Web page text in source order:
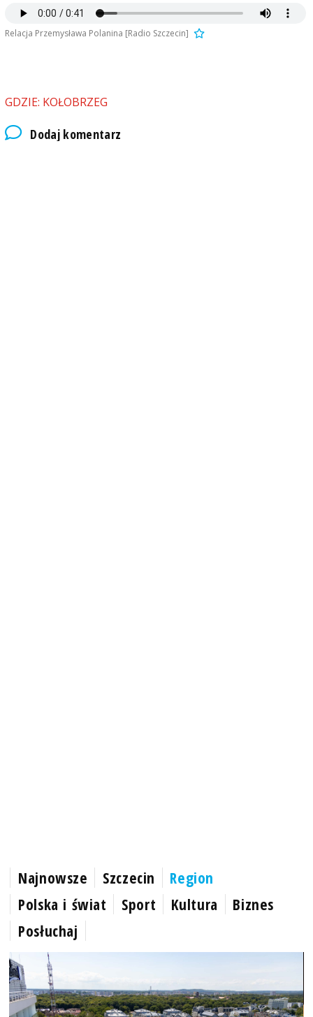
Relacja Przemysława Polanina [Radio Szczecin]
GDZIE: KOŁOBRZEG
Dodaj komentarz
Najnowsze Szczecin
Region
Polska i świat
Sport Kultura
Biznes
Posłuchaj